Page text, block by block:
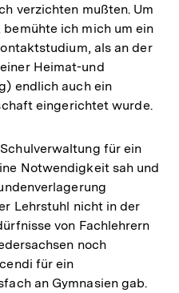
verzichten mußten. Um
ich mich um ein
als an der
Heimat-und
endlich auch ein
eingerichtet wurde.
für ein
Notwendigkeit sah und
Lehrstuhl nicht in der
von Fachlehrern
noch
für ein
an Gymnasien gab.